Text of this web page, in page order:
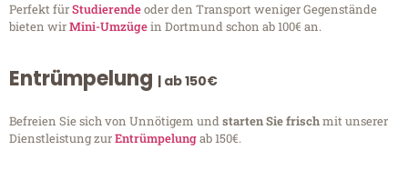
Perfekt fürStudierendeoder den Transport weniger Gegenstände
bieten wirMini-Umzügein Dortmund schon ab 100€ an.
Entrümpelung | ab 150€
Befreien Sie sich von Unnötigem undstarten Sie frischmit unserer
Dienstleistung zurEntrümpelungab 150€.